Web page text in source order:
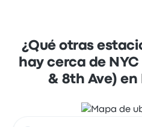
¿Qué otras
hay cerca de
& 8th Ave) en